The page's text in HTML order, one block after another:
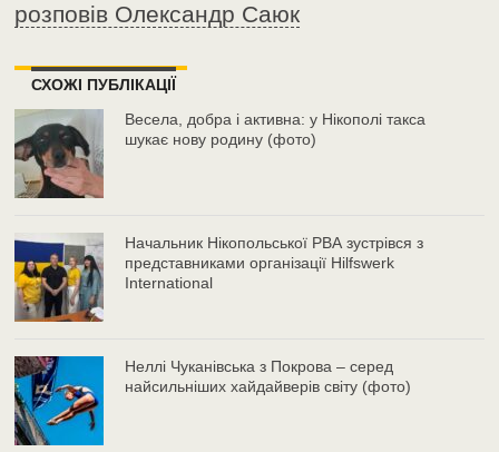
розповів Олександр Саюк
СХОЖІ ПУБЛІКАЦІЇ
Весела, добра і активна: у Нікополі такса
шукає нову родину (фото)
Начальник Нікопольської РВА зустрівся з
представниками організації Hilfswerk
International
Неллі Чуканівська з Покрова – серед
найсильніших хайдайверів світу (фото)